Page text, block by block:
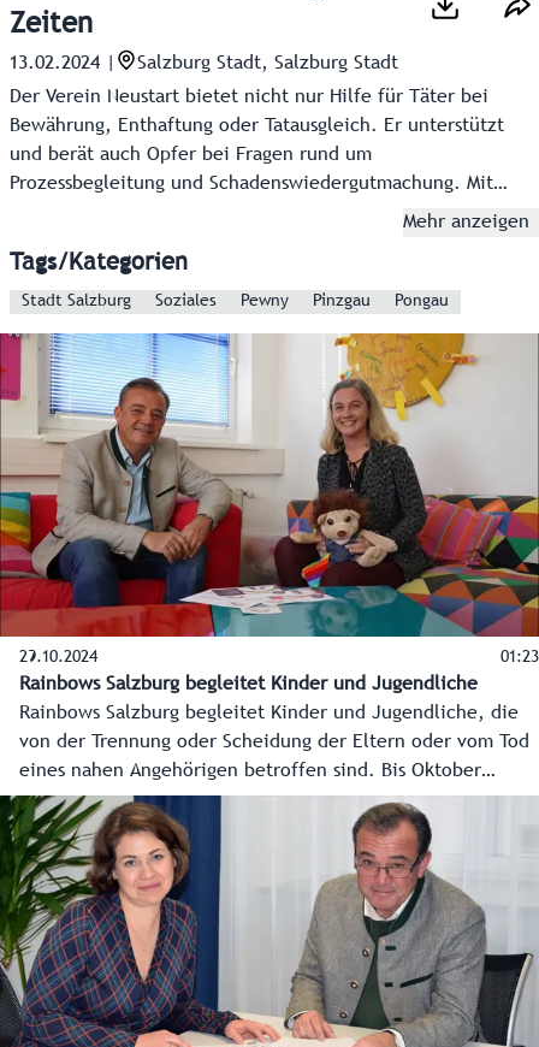
Zeiten
13.02.2024
Salzburg Stadt, Salzburg Stadt
Der Verein Neustart bietet nicht nur Hilfe für Täter bei
Bewährung, Enthaftung oder Tatausgleich. Er unterstützt
und berät auch Opfer bei Fragen rund um
Prozessbegleitung und Schadenswiedergutmachung. Mit
dem „Saftladen“ gibt es in der Schallmooser Hauptstraße in
für wohnungslose Menschen und Suchterkrankte. Der
Standort in der Landeshauptstadt ist nicht der einzige im
am See auch zwei Anlaufstellen innergebirg.
Mehr anzeigen
Tags/Kategorien
Stadt Salzburg Soziales Pewny Pinzgau Pongau
29.10.2024 01:23
Rainbows Salzburg begleitet Kinder und Jugendliche
Rainbows Salzburg begleitet Kinder und Jugendliche, die
von der Trennung oder Scheidung der Eltern oder vom Tod
eines nahen Angehörigen betroffen sind. Bis Oktober
wurden 2024 rund 315 Kinder in allen sechs Bezirken des
Landes durch den Verein betreut. Landesrat Christian
Pewny hat sich bei einem Lokalaugenschein Ende Oktober
2024 vom professionellen Angebot von Rainbows
überzeugt. Das Land unterstützt den Verein 2024 mit rund
105.000 Euro.